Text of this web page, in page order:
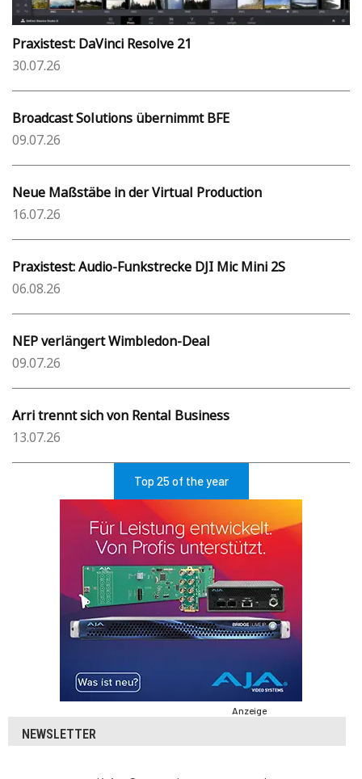
Praxistest: DaVinci Resolve 21
30.07.26
Broadcast Solutions übernimmt BFE
09.07.26
Neue Maßstäbe in der Virtual Production
16.07.26
Praxistest: Audio-Funkstrecke DJI Mic Mini 2S
06.08.26
NEP verlängert Wimbledon-Deal
09.07.26
Arri trennt sich von Rental Business
13.07.26
Top 25 of the year
Anzeige
NEWSLETTER